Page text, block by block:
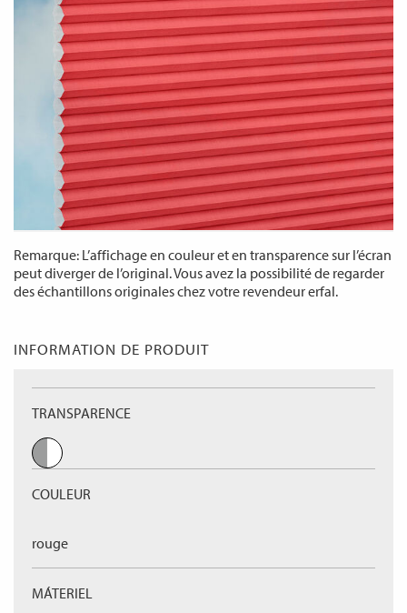
Remarque: L’affichage en couleur et en transparence sur l’écran
peut diverger de l’original. Vous avez la possibilité de regarder
des échantillons originales chez votre revendeur erfal.
INFORMATION DE PRODUIT
TRANSPARENCE
COULEUR
rouge
MÁTERIEL